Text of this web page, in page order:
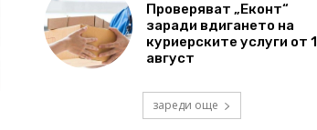
Проверяват „Еконт“
заради вдигането на
куриерските услуги от 1
август
зареди още